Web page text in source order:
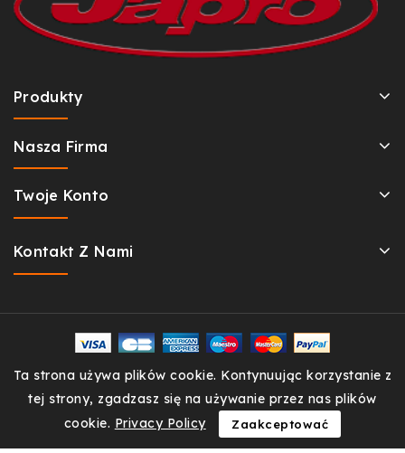
Produkty
Nasza Firma
Twoje Konto
Kontakt Z Nami
Ta strona używa plików cookie. Kontynuując korzystanie z
tej strony, zgadzasz się na używanie przez nas plików
cookie. Privacy Policy Zaakceptować
© 2026 - OpaskiJapro.pl